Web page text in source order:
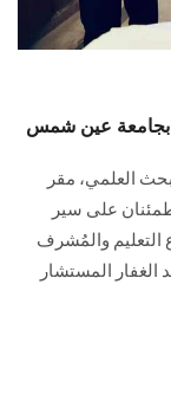
بجامعة عين شمس
العلمي، مقر
على سير
التعليم والمُشرف
المستشار